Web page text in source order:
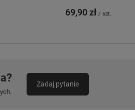
69,90 zł / szt.
Zadaj pytanie